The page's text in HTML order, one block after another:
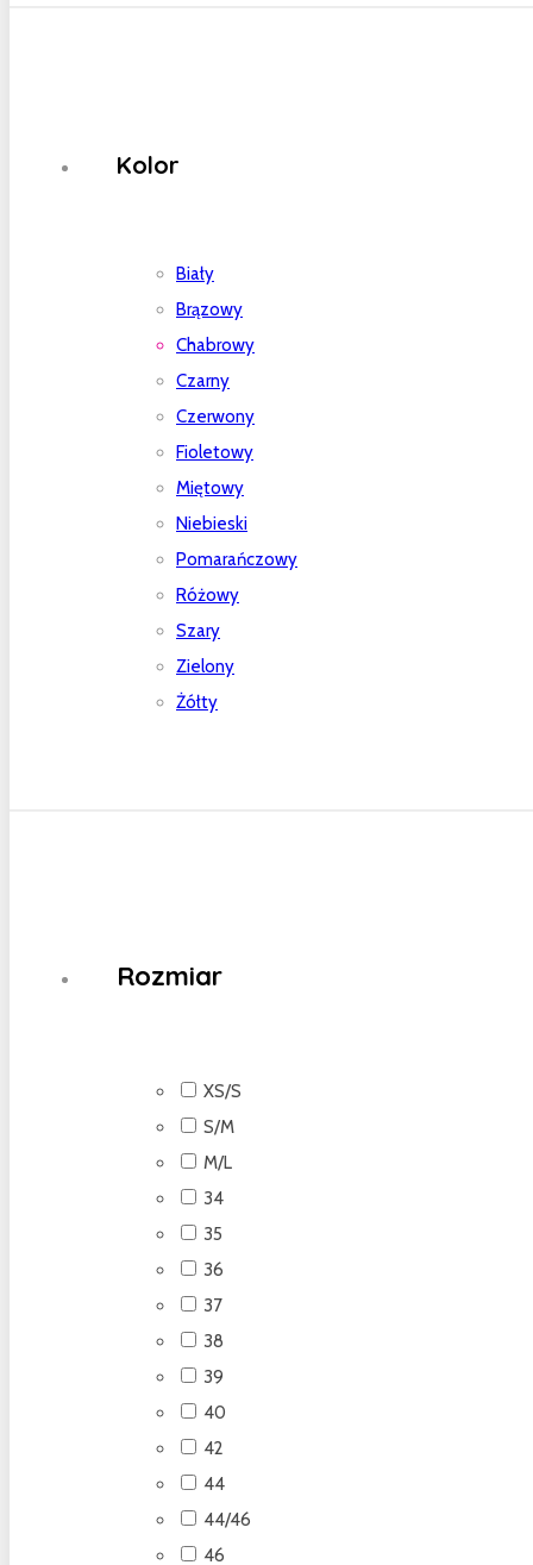
Kolor
Biały
Brązowy
Chabrowy
Czarny
Czerwony
Fioletowy
Miętowy
Niebieski
Pomarańczowy
Różowy
Szary
Zielony
Żółty
Rozmiar
XS/S
S/M
M/L
34
35
36
37
38
39
40
42
44
44/46
46